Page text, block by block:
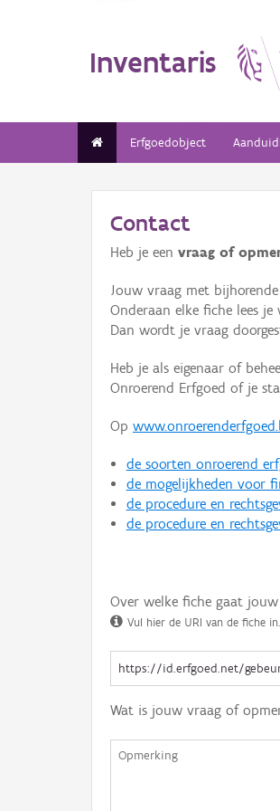
Inventaris
Erfgoedobject
Contact
Heb je een vraag of
Jouw vraag met
Onderaan elke fiche lees
Dan wordt je vraag
Heb je als eigenaar of
Onroerend Erfgoed of je
Op
de soorten onroerend
de mogelijkheden voor
de procedure en
de procedure en
Over welke fiche gaat
Vul hier de URI van de fiche
Wat is jouw vraag of